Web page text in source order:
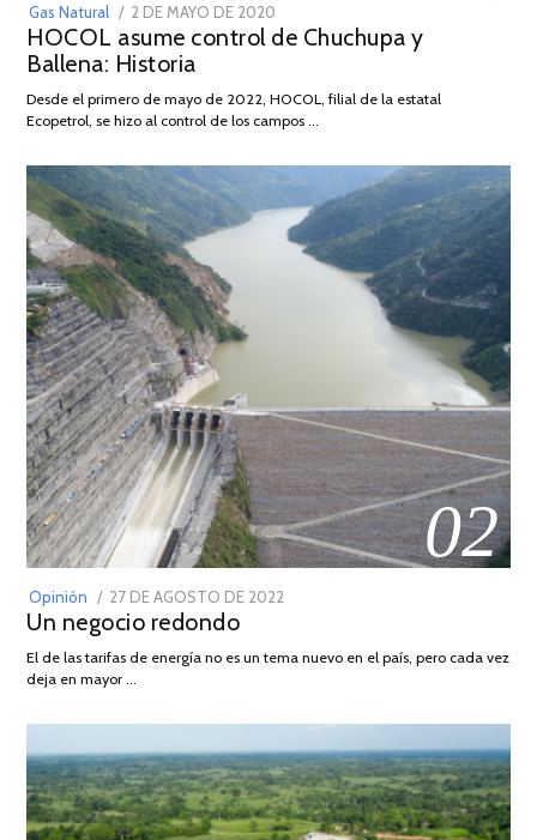
Gas Natural
POSTED
ON
2 DE MAYO DE 2020
DE
2026
HOCOL asume control de Chuchupa y
Ballena: Historia
Desde el primero de mayo de 2022, HOCOL, filial de la estatal
Ecopetrol, se hizo al control de los campos …
02
Opinión
POSTED
ON
27 DE AGOSTO DE 2022
DE
Un negocio redondo
El de las tarifas de energía no es un tema nuevo en el país, pero cada vez
deja en mayor …